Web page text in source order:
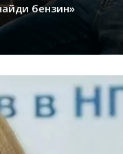
бензин»